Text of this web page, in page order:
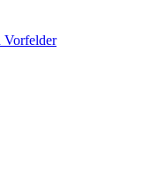
Vorfelder